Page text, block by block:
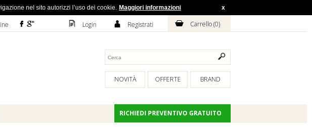
F ì D Login A Registrati H Carrello (0)
BRAND
OFFERTE
NOVITÀ
RICHIEDI PREVENTIVO GRATUITO
nel sito autorizzi l’uso dei cookie. Maggiori informazioni x